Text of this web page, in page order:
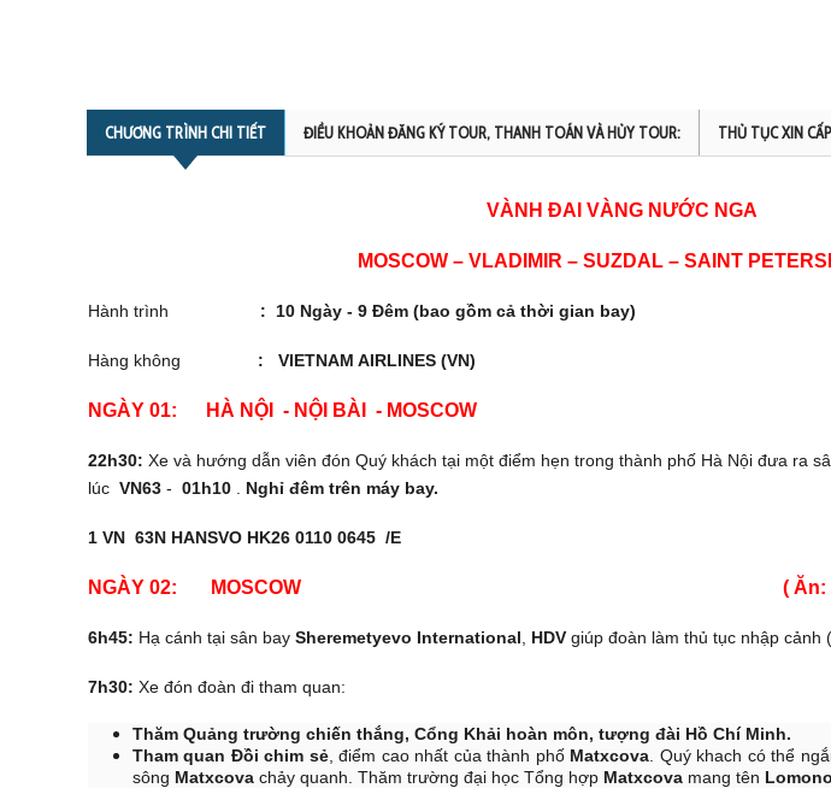
CHƯƠNG TRÌNH CHI TIẾT ĐIỀU KHOẢN ĐĂNG KÝ TOUR, THANH TOÁN VÀ HỦY TOUR: THỦ TỤC XIN
VÀNH ĐAI VÀNG NƯỚC NGA
MOSCOW – VLADIMIR – SUZDAL – SAINT
Hành trình : 10 Ngày - 9 Đêm (bao gồm cả thời gian bay)
Hàng không : VIETNAM AIRLINES (VN)
NGÀY 01: HÀ NỘI - NỘI BÀI - MOSCOW
22h30: Xe và hướng dẫn viên đón Quý khách tại một điểm hẹn trong thành phố Hà Nội đưa ra
lúc VN63 - 01h10 Nghỉ đêm trên máy bay.
1 VN 63N HANSVO HK26 0110 0645 /E
NGÀY 02: MOSCOW ( Ăn: S/
6h45: Hạ cánh tại sân bay Sheremetyevo International HDV giúp đoàn làm thủ tục nhập cảnh
7h30: Xe đón đoàn đi tham quan:
Thăm Quảng trường chiến thắng, Cổng Khải hoàn môn, tượng đài Hồ Chí Minh.
Tham quan Đồi chim sẻ, điểm cao nhất của thành phố Matxcova . Quý khach có thể
sông Matxcova chảy quanh. Thăm trường đại học Tổng hợp Matxcova mang tên